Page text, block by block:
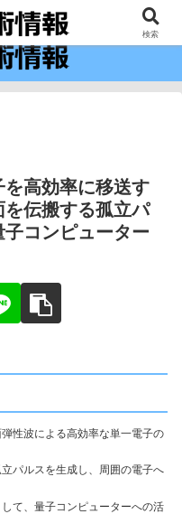
インフラ。
高効率に移送す
伝搬する孤立パ
コンピューター
性波による高効率な単一電子の
パルスを生成し、周囲の電子へ
て、量子コンピューターへの活
検索